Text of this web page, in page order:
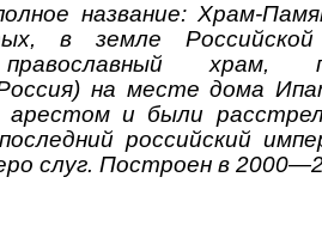
название: Храм-
в земле
храм,
на месте дома
арестом и были
российский
слуг. Построен в